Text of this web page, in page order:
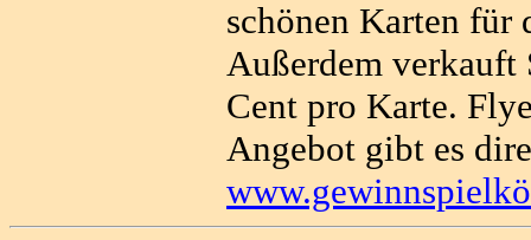
schönen Karten für
Außerdem verkauft
Cent pro Karte.
Angebot gibt es